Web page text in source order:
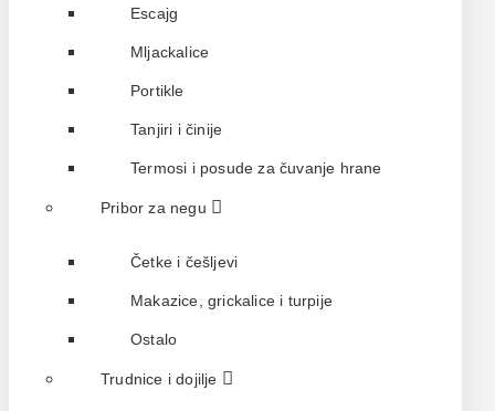
Escajg
Mljackalice
Portikle
Tanjiri i činije
Termosi i posude za čuvanje hrane
Pribor za negu
Četke i češljevi
Makazice, grickalice i turpije
Ostalo
Trudnice i dojilje